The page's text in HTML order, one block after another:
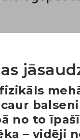
no to
– vidēji